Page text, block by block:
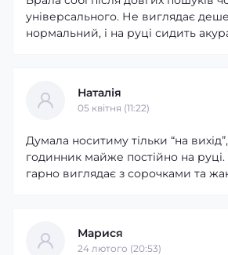
універсального. Не виглядає
нормальний, і на руці сидить
Наталія
05 квітня (11:22)
Думала носитиму тільки “на
годинник майже постійно на
гарно виглядає з сорочками та
Марися
24 лютого (20:53)